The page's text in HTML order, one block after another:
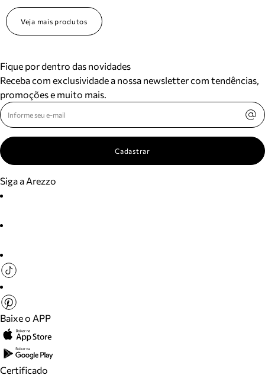
Veja mais produtos
Fique por dentro das novidades
Receba com exclusividade a nossa newsletter com tendências,
promoções e muito mais.
Cadastrar
Siga a Arezzo
Baixe o APP
Certificado